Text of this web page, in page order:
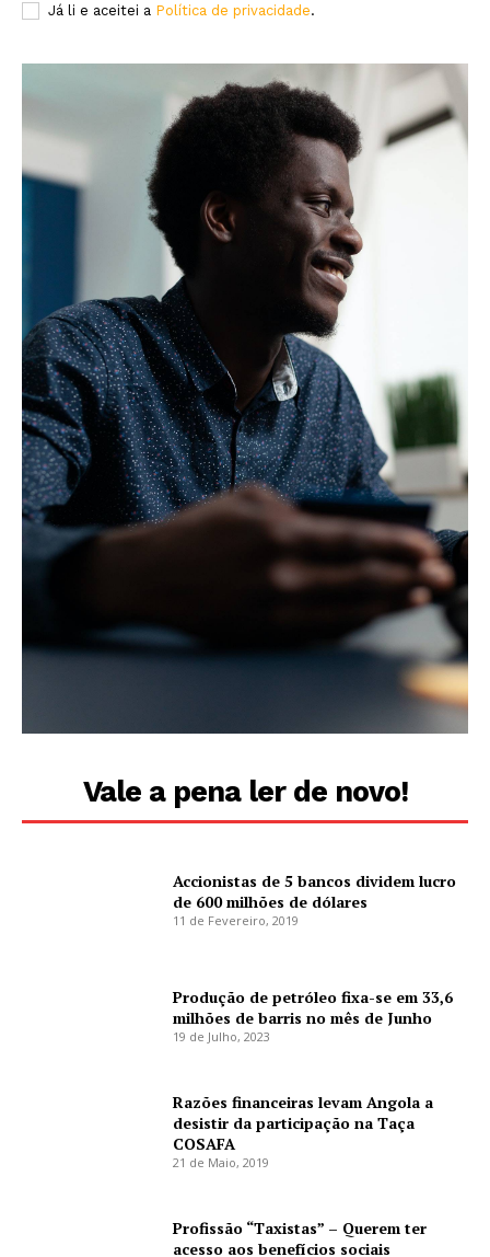
Já li e aceitei a Política de privacidade.
Vale a pena ler de novo!
Accionistas de 5 bancos dividem lucro
de 600 milhões de dólares
11 de Fevereiro, 2019
Produção de petróleo fixa-se em 33,6
milhões de barris no mês de Junho
19 de Julho, 2023
Razões financeiras levam Angola a
desistir da participação na Taça
COSAFA
21 de Maio, 2019
Profissão “Taxistas” – Querem ter
acesso aos benefícios sociais